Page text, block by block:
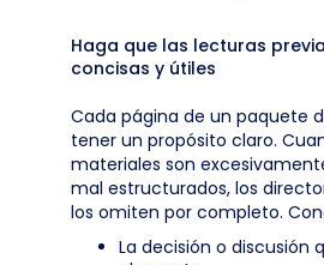
Haga que las lecturas
concisas y útiles
Cada página de un paquete
tener un propósito claro.
materiales son
mal estructurados, los
los omiten por completo.
La decisión o discusión